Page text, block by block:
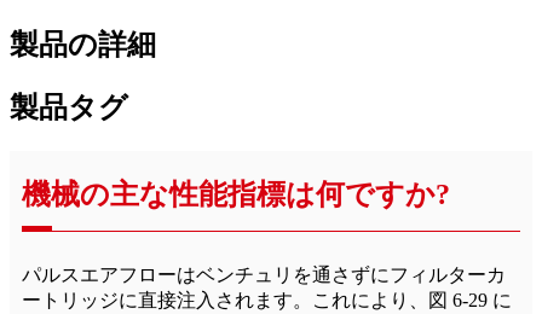
製品の詳細
製品タグ
機械の主な性能指標は何ですか?
パルスエアフローはベンチュリを通さずにフィルターカ
ートリッジに直接注入されます。これにより、図 6-29 に